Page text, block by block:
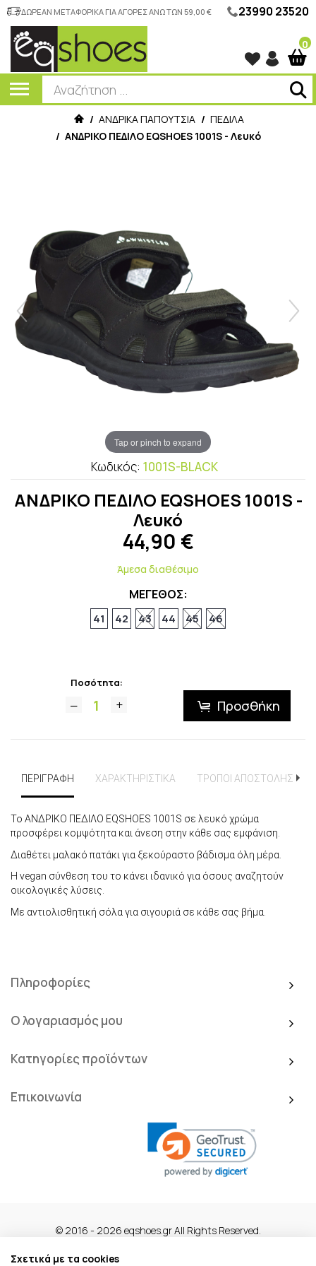
ΔΩΡΕΑΝ ΜΕΤΑΦΟΡΙΚΑ ΓΙΑ ΑΓΟΡΕΣ ΑΝΩ ΤΩΝ 59,00 € 23990 23520
0
/ ΑΝΔΡΙΚΑ ΠΑΠΟΥΤΣΙΑ / ΠΕΔΙΛΑ
/ ΑΝΔΡΙΚΟ ΠΕΔΙΛΟ EQSHOES 1001S - Λευκό
Tap or pinch to expand
Κωδικός: 1001S-BLACK
ΑΝΔΡΙΚΟ ΠΕΔΙΛΟ EQSHOES 1001S -
Λευκό
44,90 €
Άμεσα διαθέσιμο
ΜΕΓΕΘΟΣ:
41 42 43 44 45 46
Ποσότητα:
Προσθήκη
ΠΕΡΙΓΡΑΦΗ ΧΑΡΑΚΤΗΡΙΣΤΙΚΑ ΤΡΟΠΟΙ ΑΠΟΣΤΟΛΗΣ
Το ΑΝΔΡΙΚΟ ΠΕΔΙΛΟ EQSHOES 1001S σε λευκό χρώμα
προσφέρει κομψότητα και άνεση στην κάθε σας εμφάνιση.
Διαθέτει μαλακό πατάκι για ξεκούραστο βάδισμα όλη μέρα.
Η vegan σύνθεση του το κάνει ιδανικό για όσους αναζητούν
οικολογικές λύσεις.
Με αντιολισθητική σόλα για σιγουριά σε κάθε σας βήμα.
Πληροφορίες
Ο λογαριασμός μου
Κατηγορίες προϊόντων
Επικοινωνία
© 2016 - 2026 eqshoes.gr All Rights Reserved.
Σχετικά με τα cookies